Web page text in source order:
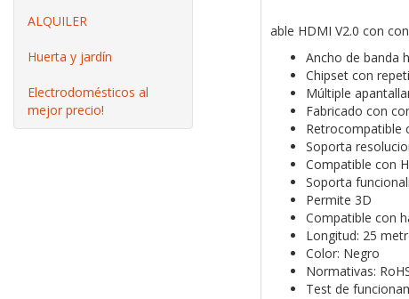
ALQUILER
Huerta y jardín
Electrodomésticos al
mejor precio!
able HDMI V2.0 con
Ancho de banda
Chipset con
Múltiple
Fabricado con
Retrocompatible
Soporta
Compatible con
Soporta
Permite 3D
Compatible con
Longitud: 25
Color: Negro
Normativas:
Test de